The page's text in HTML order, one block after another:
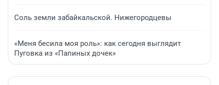
Соль земли забайкальской. Нижегородцевы
«Меня бесила моя роль»: как сегодня выглядит
Пуговка из «Папиных дочек»